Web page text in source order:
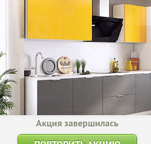
Акция завершилась